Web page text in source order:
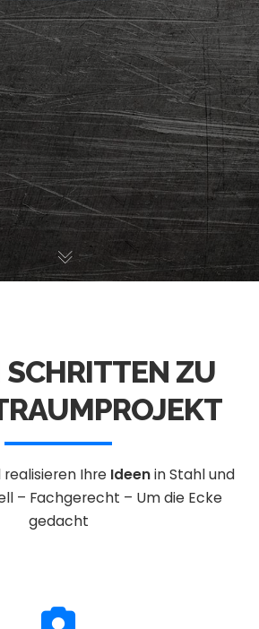
SCHRITTEN ZU
Ihre Ideenin Stahl und
– Fachgerecht – Um die Ecke
gedacht